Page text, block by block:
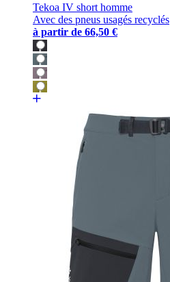
Tekoa IV short homme
Avec des pneus usagés recyclés
à partir de 66,50 €